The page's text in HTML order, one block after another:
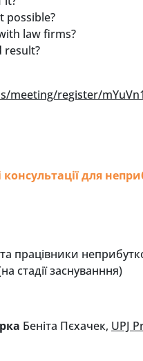
possible?
law firms?
result?
meeting/register/
для
працівники
стадії заснуванння)
Беніта Пєхачек, UPJ